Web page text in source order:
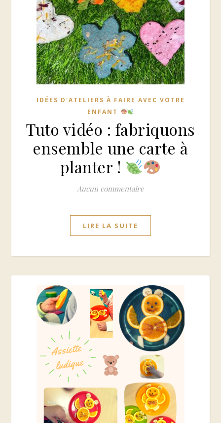
IDÉES D'ATELIERS À FAIRE AVEC VOTRE
ENFANT
Tuto vidéo : fabriquons
ensemble une carte à
planter !
Aucun commentaire
LIRE LA SUITE